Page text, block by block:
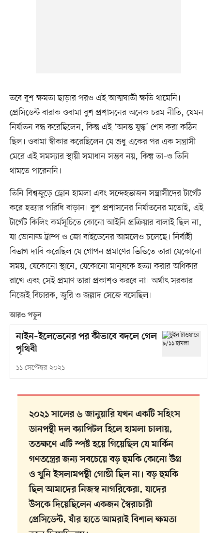
তবে বুশ ক্ষমতা ছাড়ার পরও এই আত্মঘাতী ক্ষতি থামেনি।
প্রেসিডেন্ট বারাক ওবামা বুশ প্রশাসনের অনেক চরম নীতি, যেমন
নির্যাতন বন্ধ করেছিলেন, কিন্তু এই ‘অনন্ত যুদ্ধ’ শেষ করা কঠিন
ছিল। ওবামা স্বীকার করেছিলেন যে শুধু একের পর এক সন্ত্রাসী
মেরে এই সমস্যার স্থায়ী সমাধান সম্ভব নয়, কিন্তু তা–ও তিনি
থামতে পারেননি।
তিনি বিশ্বজুড়ে ড্রোন হামলা এবং সন্দেহভাজন সন্ত্রাসীদের টার্গেট
করে হত্যার পরিধি বাড়ান। বুশ প্রশাসনের নির্যাতনের মতোই, এই
টার্গেট কিলিং কর্মসূচিতে কোনো আইনি প্রক্রিয়ার বালাই ছিল না,
যা ডোনাল্ড ট্রাম্প ও জো বাইডেনের আমলেও চলেছে। নির্বাহী
বিভাগ দাবি করেছিল যে গোপন প্রমাণের ভিত্তিতে তারা যেকোনো
সময়, যেকোনো স্থানে, যেকোনো মানুষকে হত্যা করার অধিকার
রাখে এবং সেই প্রমাণ তারা প্রকাশও করবে না। অর্থাৎ সরকার
নিজেই বিচারক, জুরি ও জল্লাদ সেজে বসেছিল।
আরও পড়ুন
নাইন–ইলেভেনের পর কীভাবে বদলে গেল
পৃথিবী
১১ সেপ্টেম্বর ২০২১
২০২১ সালের ৬ জানুয়ারি যখন একটি সহিংস
ডানপন্থী দল ক্যাপিটল হিলে হামলা চালায়,
ততক্ষণে এটি স্পষ্ট হয়ে গিয়েছিল যে মার্কিন
গণতন্ত্রের জন্য সবচেয়ে বড় হুমকি কোনো উগ্র
ও খুনি ইসলামপন্থী গোষ্ঠী ছিল না। বড় হুমকি
ছিল আমাদের নিজস্ব নাগরিকেরা, যাদের
উসকে দিয়েছিলেন একজন স্বৈরাচারী
প্রেসিডেন্ট, যাঁর হাতে আমরাই বিশাল ক্ষমতা